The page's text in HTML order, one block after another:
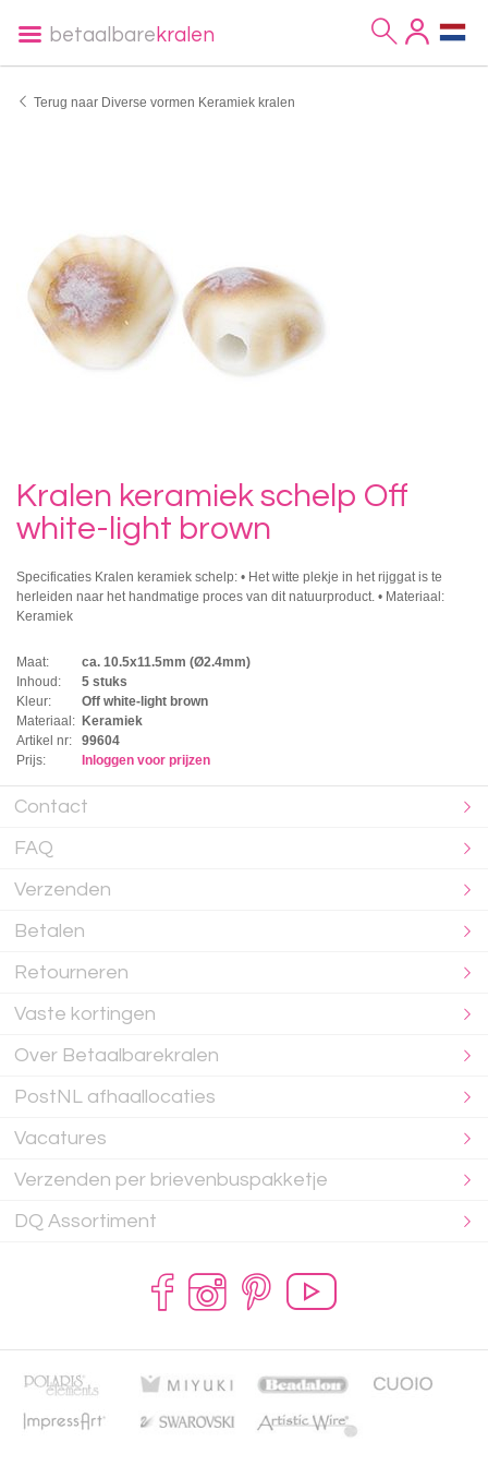
betaalbare kralen
Terug naar Diverse vormen Keramiek kralen
Kralen keramiek schelp Off
white-light brown
Specificaties Kralen keramiek schelp: • Het witte plekje in het rijggat is te
herleiden naar het handmatige proces van dit natuurproduct. • Materiaal:
Keramiek
Maat:
ca. 10.5x11.5mm (Ø2.4mm)
Inhoud:
5 stuks
Kleur:
Off white-light brown
Materiaal: Keramiek
Artikel nr:
99604
Prijs:
Inloggen voor prijzen
Contact
FAQ
Verzenden
Betalen
Retourneren
Vaste kortingen
Over Betaalbarekralen
PostNL afhaallocaties
Vacatures
Verzenden per brievenbuspakketje
DQ Assortiment